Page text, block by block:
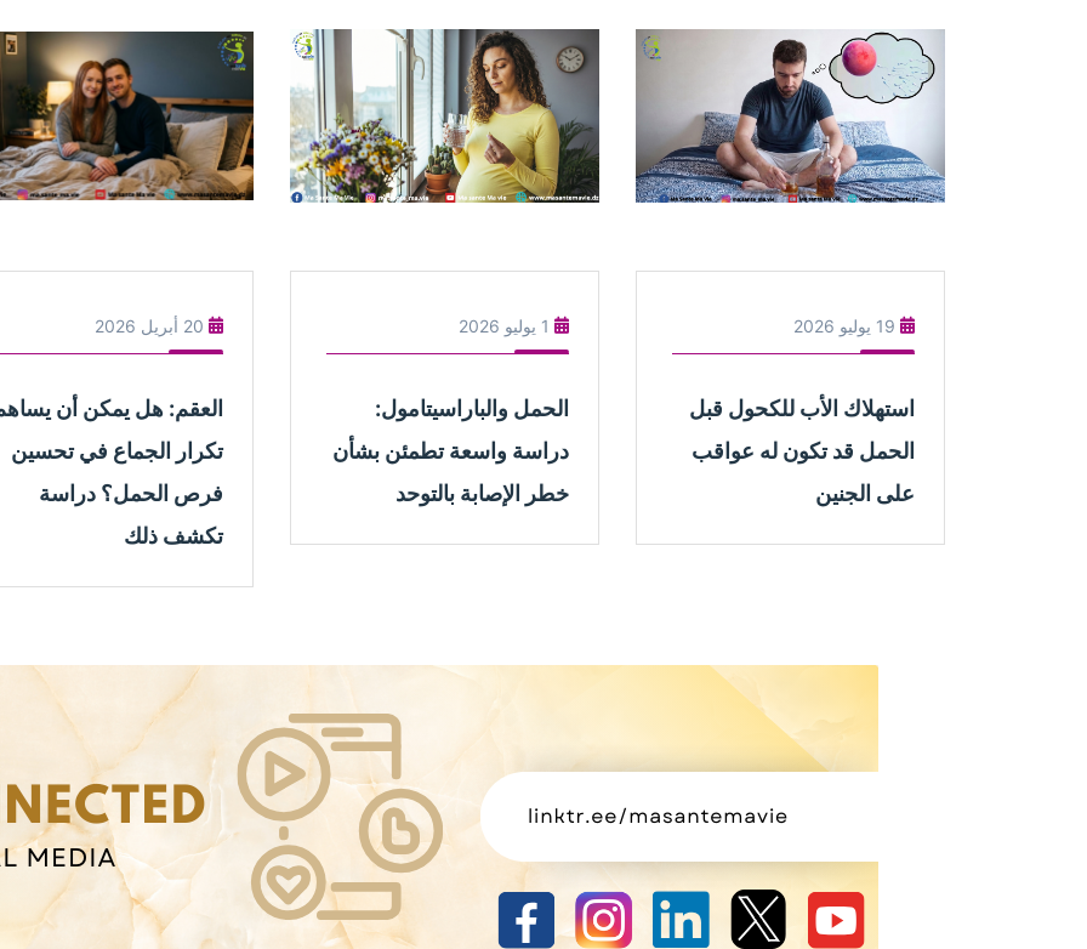
19 يوليو 2026
استهلاك الأب للكحول قبل
الحمل قد تكون له عواقب
على الجنين
1 يوليو 2026
الحمل والباراسيتامول:
دراسة واسعة تطمئن بشأن
خطر الإصابة بالتوحد
20 أبريل 2026
العقم: هل يمكن أن
تكرار الجماع في تحسين
فرص الحمل؟ دراسة
تكشف ذلك